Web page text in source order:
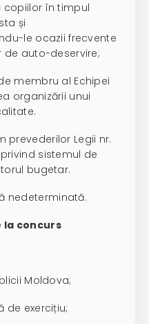
copiilor în timpul
și
le ocazii frecvente
auto-deservire;
membru al Echipei
organizării unui
prevederilor Legii nr.
sistemul de
bugetar.
nedeterminată.
la concurs
Moldova;
exercițiu;